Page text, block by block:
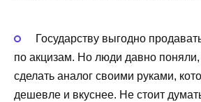
Государству выгодно
по акцизам. Но люди давно
сделать аналог своими руками,
дешевле и вкуснее. Не стоит